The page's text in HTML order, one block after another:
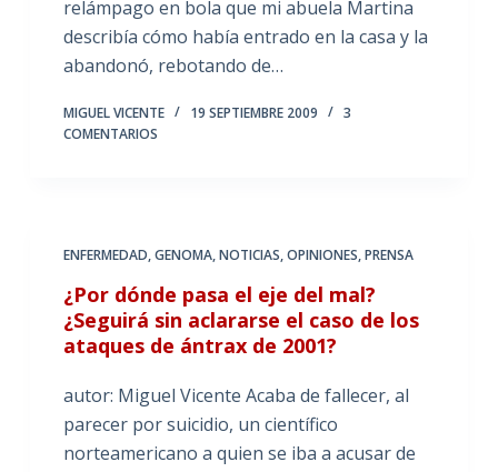
relámpago en bola que mi abuela Martina
describía cómo había entrado en la casa y la
abandonó, rebotando de…
MIGUEL VICENTE 19 SEPTIEMBRE 2009
3
COMENTARIOS
ENFERMEDAD,GENOMA,NOTICIAS,OPINIONES,PRENSA
¿Por dónde pasa el eje del mal?
¿Seguirá sin aclararse el caso de los
ataques de ántrax de 2001?
autor: Miguel Vicente Acaba de fallecer, al
parecer por suicidio, un científico
norteamericano a quien se iba a acusar de